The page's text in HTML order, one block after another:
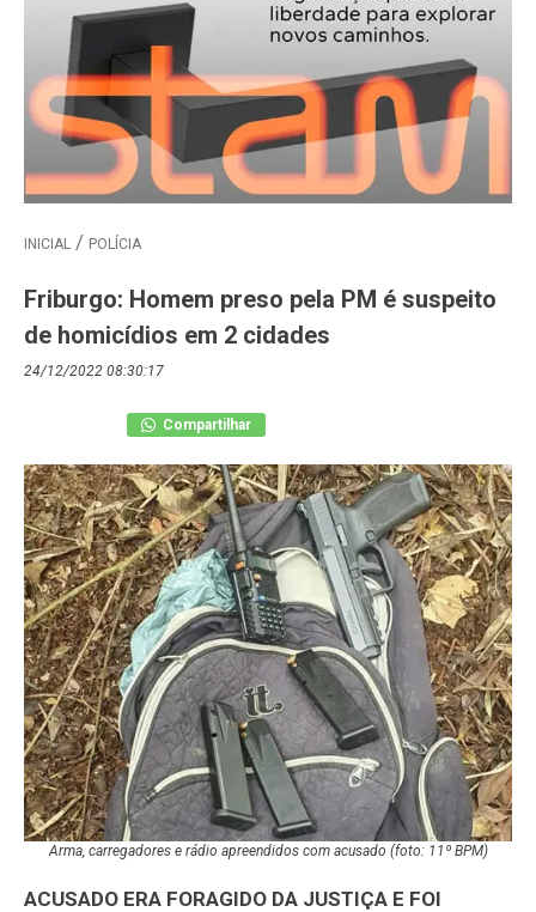
INICIAL POLÍCIA
Friburgo: Homem preso pela PM é suspeito
de homicídios em 2 cidades
24/12/2022 08:30:17
Compartilhar
Arma, carregadores e rádio apreendidos com acusado (foto: 11º BPM)
ACUSADO ERA FORAGIDO DA JUSTIÇA E FOI